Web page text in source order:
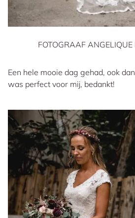
FOTOGRAAF ANGELIQUE
Een hele mooie dag gehad, ook
was perfect voor mij, bedankt!